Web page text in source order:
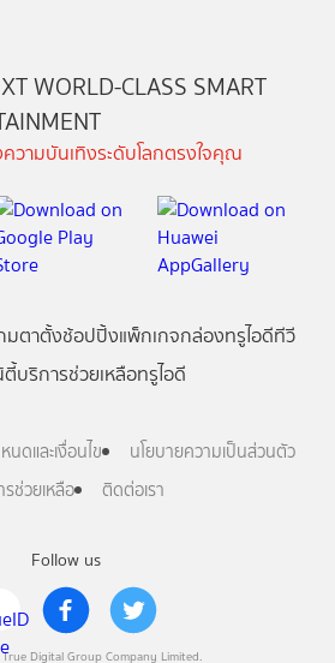
Follow us
Digital Group Company Limited.
WORLD-CLASS SMART
วามบันเทิงระดับโลกตรงใจคุณ
มตาตั้งช้อปปิ้งแพ็กเกจกล่องทรูไอดีทีวี
บริการช่วยเหลือทรูไอดี
นดและเงื่อนไข
นโยบายความเป็นส่วนตัว
ช่วยเหลือ
ติดต่อเรา